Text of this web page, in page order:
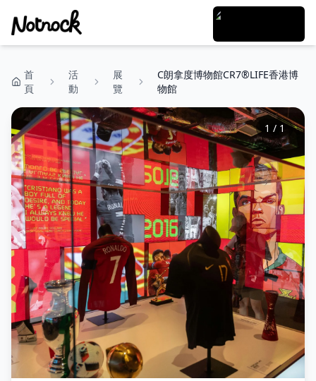
首
頁
活
動
展
覽
C朗拿度博物館CR7®LIFE香港博
物館
1 / 1